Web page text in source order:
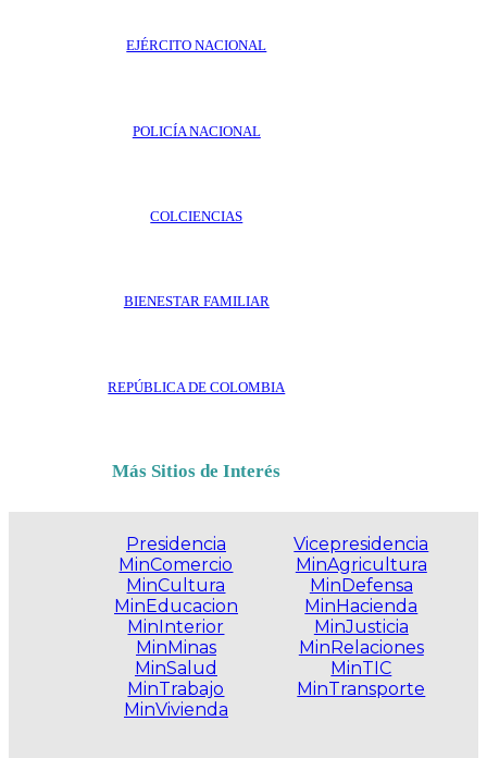
EJÉRCITO NACIONAL
POLICÍA NACIONAL
COLCIENCIAS
BIENESTAR FAMILIAR
REPÚBLICA DE COLOMBIA
Más Sitios de Interés
Presidencia
MinComercio
MinCultura
MinEducacion
MinInterior
MinMinas
MinSalud
MinTrabajo
MinVivienda
Vicepresidencia
MinAgricultura
MinDefensa
MinHacienda
MinJusticia
MinRelaciones
MinTIC
MinTransporte